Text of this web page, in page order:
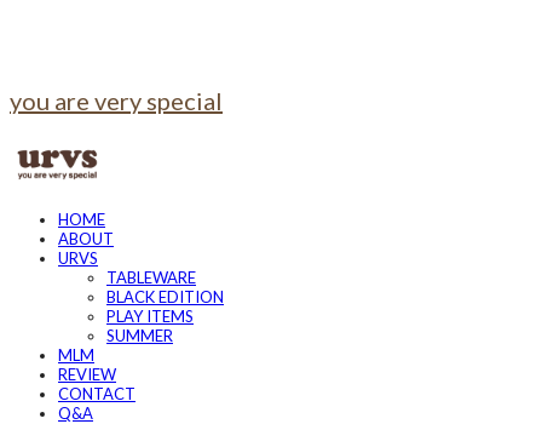
you are very special
HOME
ABOUT
URVS
TABLEWARE
BLACK EDITION
PLAY ITEMS
SUMMER
MLM
REVIEW
CONTACT
Q&A